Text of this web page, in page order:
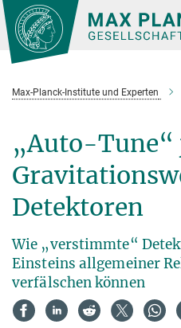
Hauptinhalt
Max-Planck-Institute und Experten
„Auto-
Detektoren
Wie „verstimmte“
Einsteins allgemeiner
verfälschen können